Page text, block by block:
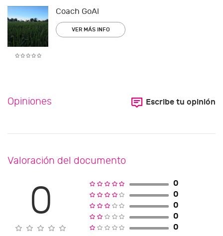
Coach GoAl
VER MÁS INFO
Opiniones Escribe tu opinión
Valoración del documento
0
0
0
0
0
0